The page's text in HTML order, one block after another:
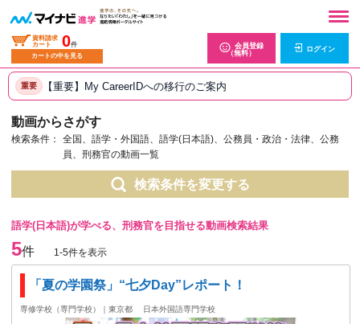
資料請求
カート
0件
カートの中を見る
会員登録
（無料）
ログイン
重要 【重要】My CareerIDへの移行のご案内
動画からさがす
検索条件：
全国、語学・外国語、語学(日本語)、公務員・政治・法律、公務
員、刑務官の動画一覧
検索条件を変更する
語学(日本語)が学べる、刑務官を目指せる動画検索結果
5件 1-5件を表示
「夏の学園祭」“七夕Day”レポート！
専修学校（専門学校）｜東京都 日本外国語専門学校